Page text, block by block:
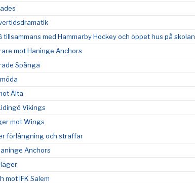
tillsammans med Hammarby Hockey och öppet hus på skolan
mot Haninge Anchors
Spånga
Älta
Vikings
mot Wings
förlängning och straffar
Anchors
mot IFK Salem